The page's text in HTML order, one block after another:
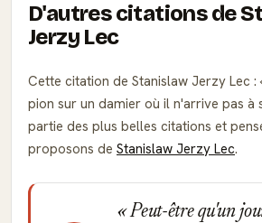
D'autres citations de
Jerzy Lec
Cette citation de Stanislaw Jerzy Lec :
pion sur un damier où il n'arrive pas à
partie des plus belles citations et
proposons de Stanislaw Jerzy Lec.
Peut-être qu'un